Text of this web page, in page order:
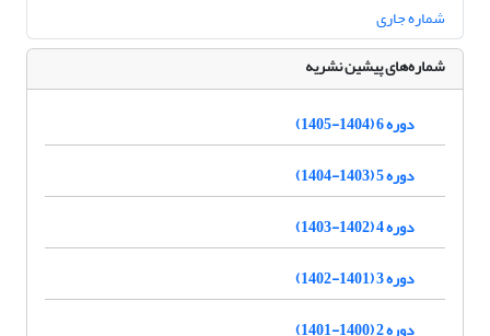
شماره جاری
شماره‌های پیشین نشریه
دوره 6 (1404-1405)
دوره 5 (1403-1404)
دوره 4 (1402-1403)
دوره 3 (1401-1402)
دوره 2 (1400-1401)